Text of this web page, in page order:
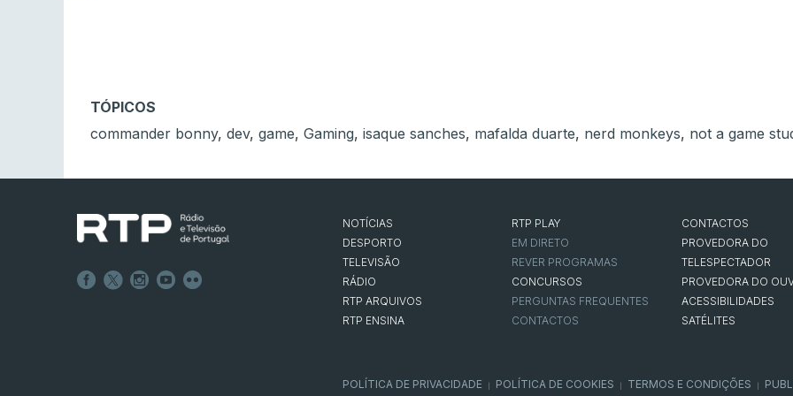
TÓPICOS
commander bonny, dev, game, Gaming, isaque sanches, mafalda duarte, nerd monkeys, not a game
NOTÍCIAS
DESPORTO
TELEVISÃO
RÁDIO
RTP ARQUIVOS
RTP ENSINA
RTP PLAY
EM DIRETO
REVER PROGRAMAS
CONCURSOS
PERGUNTAS FREQUENTES
CONTACTOS
CONTACTOS
PROVEDORA DO
TELESPECTADOR
PROVEDORA DO
ACESSIBILIDADES
SATÉLITES
POLÍTICA DE PRIVACIDADE POLÍTICA DE COOKIES TERMOS E CONDIÇÕES